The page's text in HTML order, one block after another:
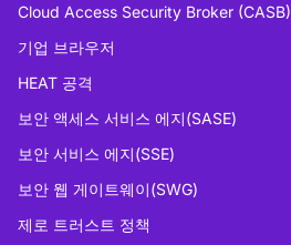
Cloud Access Security Broker (CASB)
기업 브라우저
HEAT 공격
보안 액세스 서비스 에지(SASE)
보안 서비스 에지(SSE)
보안 웹 게이트웨이(SWG)
제로 트러스트 정책